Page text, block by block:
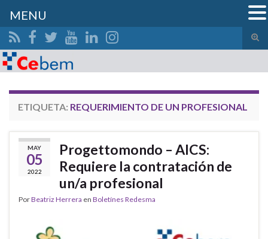
el
Search for:
ETIQUETA: REQUERIMIENTO DE UN PROFESIONAL
MAY
05
2022
Progettomondo – AICS:
Requiere la contratación de
un/a profesional
PorBeatriz Herrera en Boletínes Redesma
MENU